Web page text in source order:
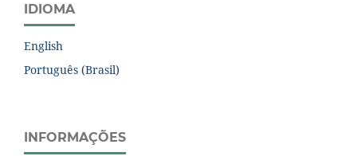
IDIOMA
English
Português (Brasil)
INFORMAÇÕES